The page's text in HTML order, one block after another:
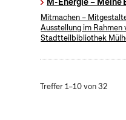
Mitmachen –
Ausstellung im
Stadtteilbibliothek
Treffer 1–10 von 32